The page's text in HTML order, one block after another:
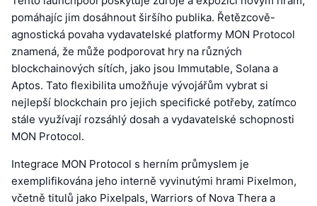
pomáhajíc jim dosáhnout širšího publika. Řetězcově-
agnostická povaha vydavatelské platformy MON Protocol
znamená, že může podporovat hry na různých
blockchainových sítích, jako jsou Immutable, Solana a
Aptos. Tato flexibilita umožňuje vývojářům vybrat si
nejlepší blockchain pro jejich specifické potřeby, zatímco
stále využívají rozsáhlý dosah a vydavatelské schopnosti
MON Protocol.
Integrace MON Protocol s herním průmyslem je
exemplifikována jeho interně vyvinutými hrami Pixelmon,
včetně titulů jako Pixelpals, Warriors of Nova Thera a